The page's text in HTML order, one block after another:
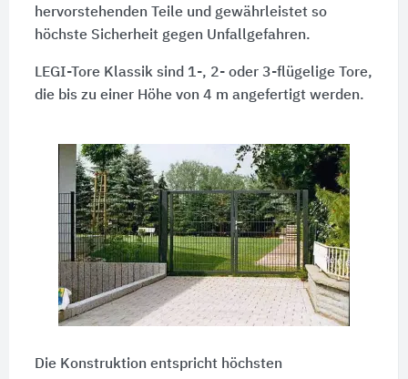
hervorstehenden Teile und gewährleistet so
höchste Sicherheit gegen Unfallgefahren.
LEGI-Tore Klassik sind 1-, 2- oder 3-flügelige Tore,
die bis zu einer Höhe von 4 m angefertigt werden.
Die Konstruktion entspricht höchsten